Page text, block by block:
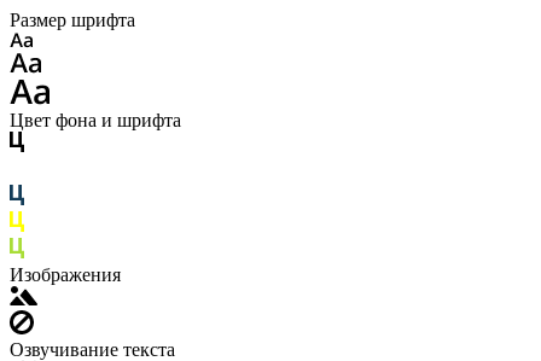
Размер шрифта
Цвет фона и шрифта
Изображения
Озвучивание текста